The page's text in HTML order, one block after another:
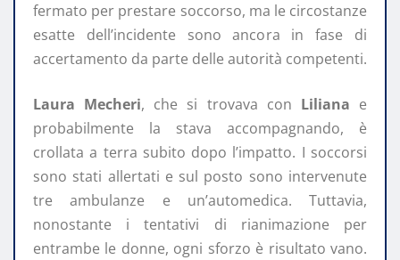
fermato per prestare soccorso, ma le circostanze
esatte dell’incidente sono ancora in fase di
accertamento da parte delle autorità competenti.
Laura Mecheri, che si trovava con Liliana e
probabilmente la stava accompagnando, è
crollata a terra subito dopo l’impatto. I soccorsi
sono stati allertati e sul posto sono intervenute
tre ambulanze e un’automedica. Tuttavia,
nonostante i tentativi di rianimazione per
entrambe le donne, ogni sforzo è risultato vano.